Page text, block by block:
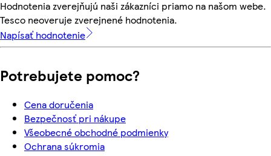
Hodnotenia zverejňujú naši zákazníci priamo na našom webe.
Tesco neoveruje zverejnené hodnotenia.
Napísať hodnotenie
Potrebujete pomoc?
Cena doručenia
Bezpečnosť pri nákupe
Všeobecné obchodné podmienky
Ochrana súkromia